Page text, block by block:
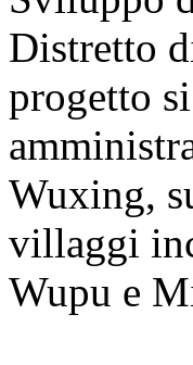
Distretto
progetto
Wuxing,
villaggi
Wupu e